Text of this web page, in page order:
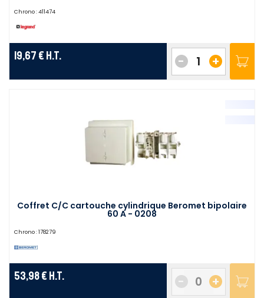
Chrono : 411474
19,67 € H.T. +
-
Coffret C/C cartouche cylindrique Beromet bipolaire
60 A - 0208
Chrono : 178279
53,98 € H.T. +
-